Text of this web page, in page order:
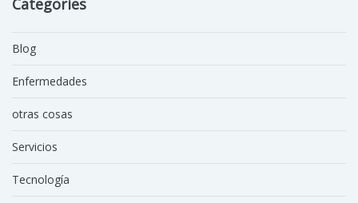
Categories
Blog
Enfermedades
otras cosas
Servicios
Tecnología